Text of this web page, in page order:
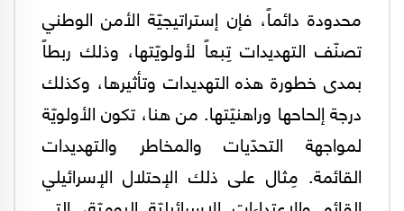
محدودة دائماً، فإن إستراتيجيّة الأمن الوطني
تصنّف التهديدات تِبعاً لأولويّتها، وذلك ربطاً
بمدى خطورة هذه التهديدات وتأثيرها، وكذلك
درجة إلحاحها وراهنيّتها. من هنا، تكون الأولويّة
لمواجهة التحدّيات والمخاطر والتهديدات
القائمة. مِثال على ذلك الإحتلال الإسرائيلي